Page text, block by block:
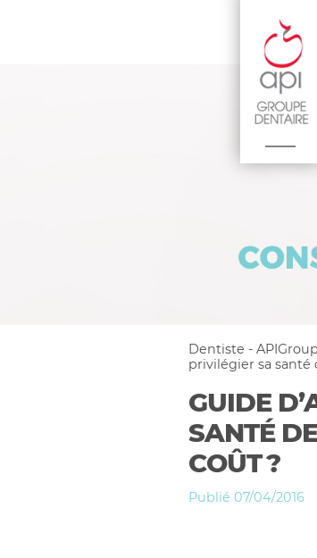
Dentiste -
privilégier sa
GUIDE
SANTÉ
COÛT ?
Publié 07/04/2016